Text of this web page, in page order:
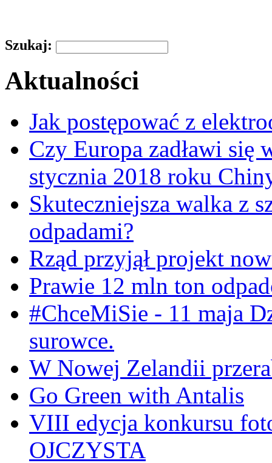
Szukaj:
Aktualności
Jak postępować z
Czy Europa zadławi się
stycznia 2018 roku
Skuteczniejsza walka z
odpadami?
Rząd przyjął projekt
Prawie 12 mln ton
#ChceMiSie - 11 maja
surowce.
W Nowej Zelandii
Go Green with Antalis
VIII edycja konkursu
OJCZYSTA